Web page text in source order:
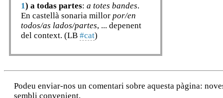
1) a todas partes: a totes bandes.
En castellà sonaria millor por/en
todos/as lados/partes, ... depenent
del context. (LB #cat)
Podeu enviar-nos un comentari sobre aquesta pàgina:
sembli convenient.